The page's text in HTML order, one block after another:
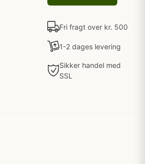
Fri fragt over kr. 500
1-2 dages levering
Sikker handel med
SSL